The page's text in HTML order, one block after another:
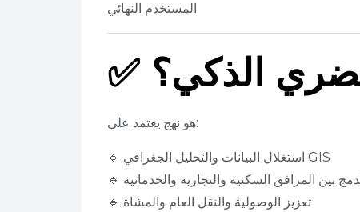
المستخدم النهائي.
✅ الذكي؟
هو نهج يعتمد على:
🔹 استغلال البيانات والتحليل الجغرافي GIS
الدمج بين المرافق السكنية والتجارية والخدماتية
🔹 تعزيز الوصولية والنقل العام والمشاة